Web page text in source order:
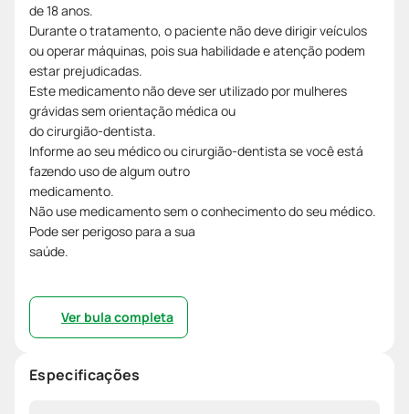
de 18 anos.
Durante o tratamento, o paciente não deve dirigir veículos
ou operar máquinas, pois sua habilidade e atenção podem
estar prejudicadas.
Este medicamento não deve ser utilizado por mulheres
grávidas sem orientação médica ou
do cirurgião-dentista.
Informe ao seu médico ou cirurgião-dentista se você está
fazendo uso de algum outro
medicamento.
Não use medicamento sem o conhecimento do seu médico.
Pode ser perigoso para a sua
saúde.
Ver bula completa
Especificações